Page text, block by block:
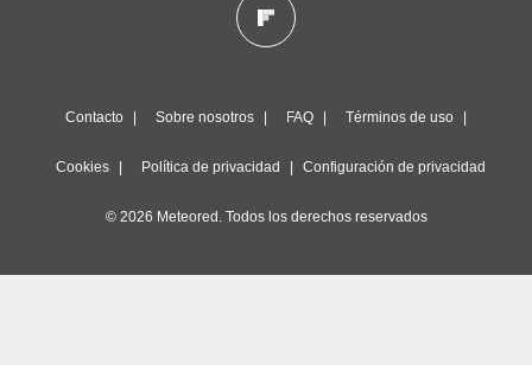
Contacto Sobre nosotros FAQ Términos de uso
Cookies Política de privacidad Configuración de privacidad
© 2026 Meteored. Todos los derechos reservados